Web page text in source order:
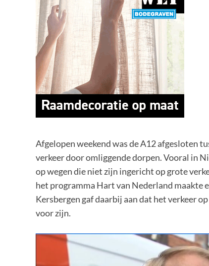
Afgelopen weekend was de A12 afgesloten
verkeer door omliggende dorpen. Vooral in
op wegen die niet zijn ingericht op grote
het programma Hart van Nederland maakte
Kersbergen gaf daarbij aan dat het verkeer
voor zijn.